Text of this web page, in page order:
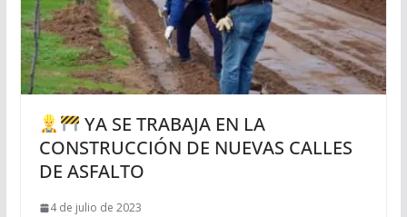
YA SE TRABAJA EN LA
CONSTRUCCIÓN DE NUEVAS CALLES
DE ASFALTO
4 de julio de 2023